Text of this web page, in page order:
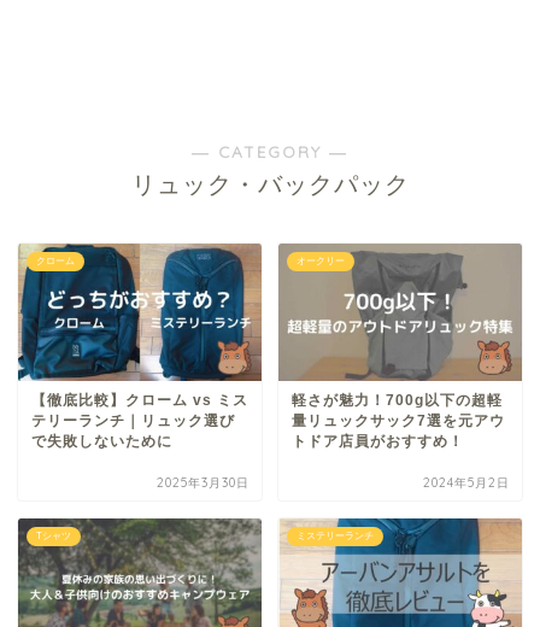
― CATEGORY ―
リュック・バックパック
クローム
【徹底比較】クローム vs ミス
テリーランチ｜リュック選び
で失敗しないために
2025年3月30日
オークリー
軽さが魅力！700g以下の超軽
量リュックサック7選を元アウ
トドア店員がおすすめ！
2024年5月2日
Tシャツ ミステリーランチ